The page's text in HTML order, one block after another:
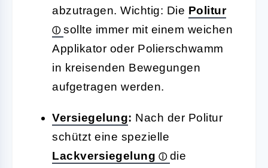
abzutragen. Wichtig: Die Politur
sollte immer mit einem weichen
Applikator oder Polierschwamm
in kreisenden Bewegungen
aufgetragen werden.
Versiegelung: Nach der Politur
schützt eine spezielle
Lackversiegelung
die